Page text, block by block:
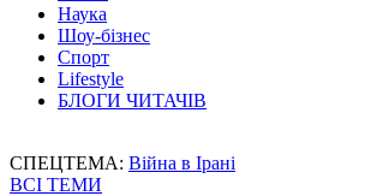
Наука
Шоу-бізнес
Спорт
Lifestyle
БЛОГИ ЧИТАЧІВ
СПЕЦТЕМА: Війна в Ірані
ВСІ ТЕМИ